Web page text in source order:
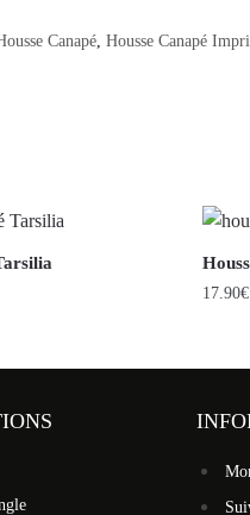
Canapé, Housse Canapé
17.90€